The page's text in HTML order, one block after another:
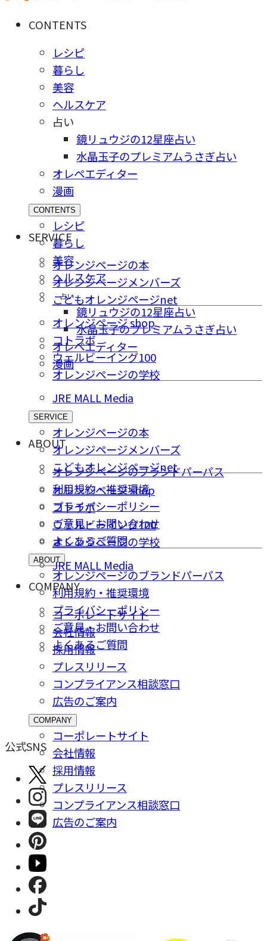
CONTENTS
レシピ
暮らし
美容
ヘルスケア
占い
鏡リュウジの12星座占い
水晶玉子のプレミアムうさぎ占い
オレペエディター
漫画
CONTENTS
レシピ
暮らし
美容
ヘルスケア
占い
鏡リュウジの12星座占い
水晶玉子のプレミアムうさぎ占い
オレペエディター
漫画
SERVICE
オレンジページの本
オレンジページメンバーズ
こどもオレンジページnet
オレンジページ shop
コトラボ
ウェルビーイング100
オレンジページの学校
JRE MALL Media
SERVICE
オレンジページの本
オレンジページメンバーズ
こどもオレンジページnet
オレンジページ shop
コトラボ
ウェルビーイング100
オレンジページの学校
JRE MALL Media
ABOUT
オレンジページのブランドパーパス
利用規約・推奨環境
プライバシーポリシー
ご意⾒・お問い合わせ
よくあるご質問
ABOUT
オレンジページのブランドパーパス
利用規約・推奨環境
プライバシーポリシー
ご意⾒・お問い合わせ
よくあるご質問
COMPANY
コーポレートサイト
会社情報
採⽤情報
プレスリリース
コンプライアンス相談窓⼝
広告のご案内
COMPANY
コーポレートサイト
会社情報
採⽤情報
プレスリリース
コンプライアンス相談窓⼝
広告のご案内
公式SNS